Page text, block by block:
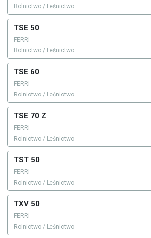
Rolnictwo / Leśnictwo
TSE 50
FERRI
Rolnictwo / Leśnictwo
TSE 60
FERRI
Rolnictwo / Leśnictwo
TSE 70 Z
FERRI
Rolnictwo / Leśnictwo
TST 50
FERRI
Rolnictwo / Leśnictwo
TXV 50
FERRI
Rolnictwo / Leśnictwo